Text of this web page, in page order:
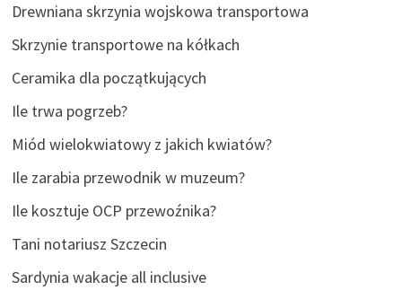
Drewniana skrzynia wojskowa transportowa
Skrzynie transportowe na kółkach
Ceramika dla początkujących
Ile trwa pogrzeb?
Miód wielokwiatowy z jakich kwiatów?
Ile zarabia przewodnik w muzeum?
Ile kosztuje OCP przewoźnika?
Tani notariusz Szczecin
Sardynia wakacje all inclusive